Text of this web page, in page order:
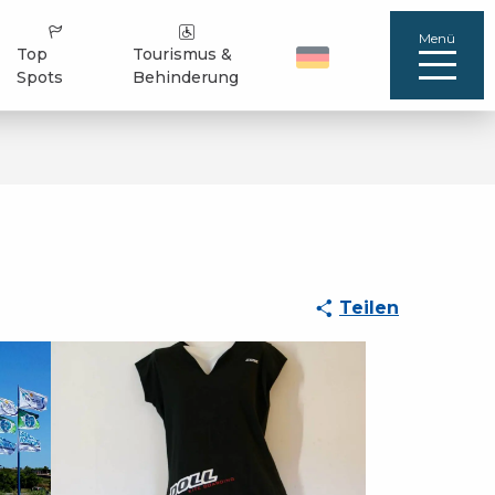
Top
Spots
Tourismus &
Behinderung
Menü
Teilen